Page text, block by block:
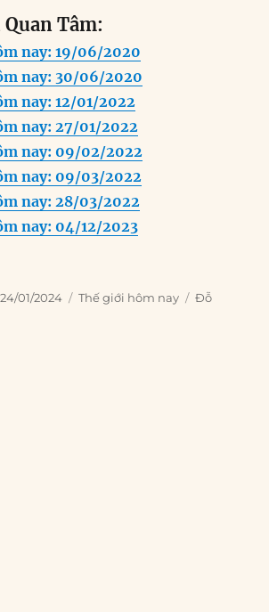
m
ai
l
ss
e
n
g
er
h
at
s
A
p
p
e
g
r
a
m
Quan Tâm:
nay: 19/06/2020
nay: 30/06/2020
nay: 12/01/2022
nay: 27/01/2022
nay: 09/02/2022
nay: 09/03/2022
nay: 28/03/2022
nay: 04/12/2023
Posted
24/01/2024 Categories
Thế giới hôm nay Tags
Đỗ